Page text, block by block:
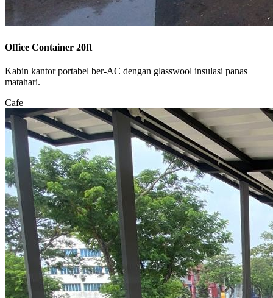
Office Container 20ft
Kabin kantor portabel ber-AC dengan glasswool insulasi panas
matahari.
Cafe